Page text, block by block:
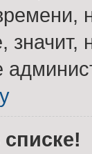
значит,